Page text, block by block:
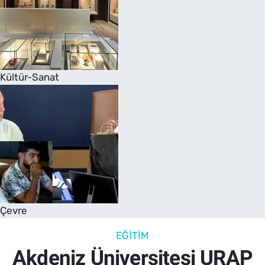
Kültür-Sanat
Çevre
EĞITIM
Akdeniz Üniversitesi URAP